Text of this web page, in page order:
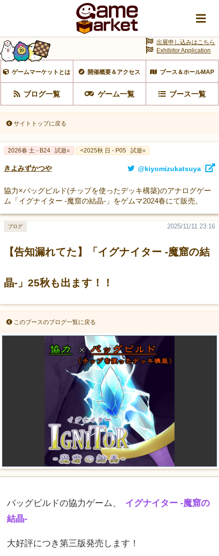
ゲームマーケットとは 開催概要＆アクセス ブース＆ホールMAP
ブログ一覧 ゲーム一覧 ブース一覧
出展申し込みはこちら
Exhibitor Application
サイトトップに戻る
2026春 土 - B24 試遊○ <2025秋 日 - P05 試遊○
きよみずかつや @kiyomizukatsuya
協力×バッグビルド(チップを使ったデッキ構築)のアナログゲー
ム「イグナイター -魔窟の結晶-」をゲムマ2024春にて販売。
【告知漏れてた】「イグナイター -魔窟の結
晶-」25秋も出ます！！
2025/11/11 23:16
ブログ
このブースのブログ一覧に戻る
バッグビルドの協力ゲーム、
イグナイター -魔窟の
結晶-
大好評につき第三版発売します！